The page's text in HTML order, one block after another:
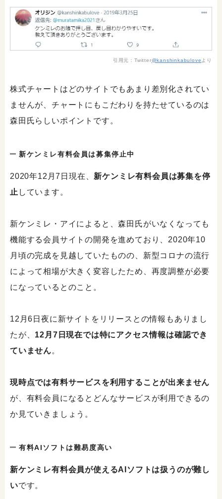
引用元：Twitter@kanshinkabulove より
株式チャートはどのサイトでもあまり差別化されてい
ませんが、チャートにもこだわりを持たせているのは
森田氏らしいポイントです。
新ケンミレ有料会員は募集停止中
2020年12月7日現在、 新ケンミレ有料会員は募集を停
止 しています。
新ケンミレ・アイによると、森田氏がいなくなっても
機能する会員サイトの開発を進めており、2020年10
月頃の完成を見越していたものの、新型コロナの流行
によって相場が大きく変容したため、再度調整が必要
になっているとのこと。
12月6日夜に新サイトをリリースとの情報もありまし
たが、 12月7日現在では特にアクセス情報は確認でき
ていません。
現時点では有料サービスを利用することが出来ません
が、有料会員になるとどんなサービスが利用できるの
か見ていきましょう。
有料AIソフトは難易度高い
新ケンミレ有料会員が使えるAIソフトは扱うのが難し
いです。